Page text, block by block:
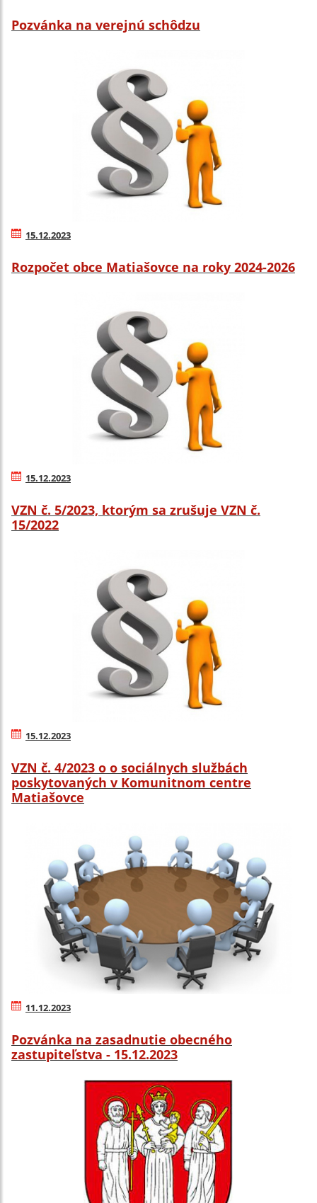
Pozvánka na verejnú schôdzu
15.12.2023
Rozpočet obce Matiašovce na roky 2024-2026
15.12.2023
VZN č. 5/2023, ktorým sa zrušuje VZN č.
15/2022
15.12.2023
VZN č. 4/2023 o o sociálnych službách
poskytovaných v Komunitnom centre
Matiašovce
11.12.2023
Pozvánka na zasadnutie obecného
zastupiteľstva - 15.12.2023